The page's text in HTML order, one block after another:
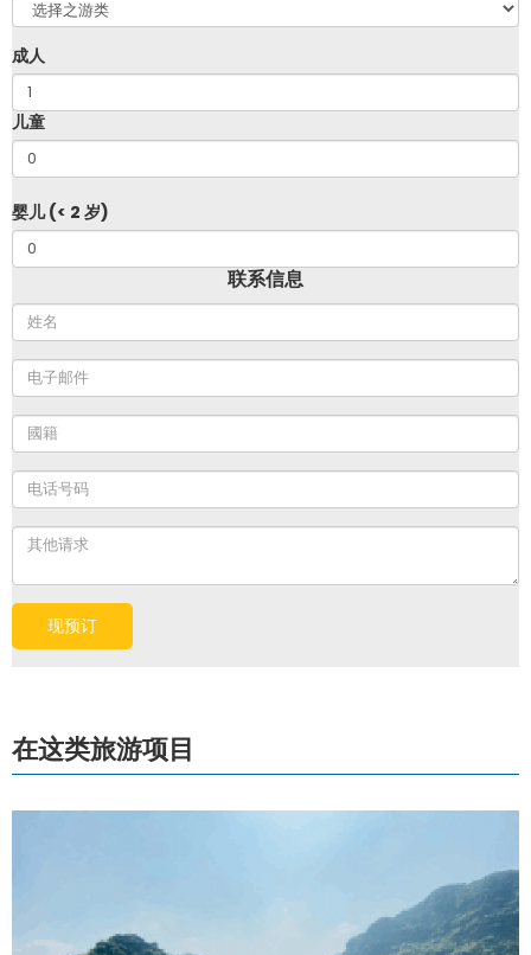
成人
儿童
婴儿 (< 2 岁)
联系信息
在这类旅游项目